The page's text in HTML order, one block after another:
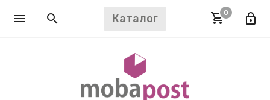
Каталог 0